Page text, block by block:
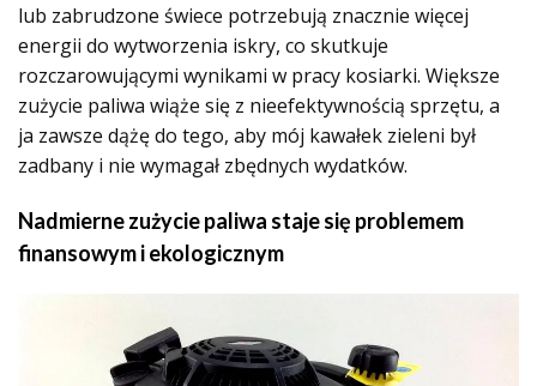
lub zabrudzone świece potrzebują znacznie więcej
energii do wytworzenia iskry, co skutkuje
rozczarowującymi wynikami w pracy kosiarki. Większe
zużycie paliwa wiąże się z nieefektywnością sprzętu, a
ja zawsze dążę do tego, aby mój kawałek zieleni był
zadbany i nie wymagał zbędnych wydatków.
Nadmierne zużycie paliwa staje się problemem
finansowym i ekologicznym